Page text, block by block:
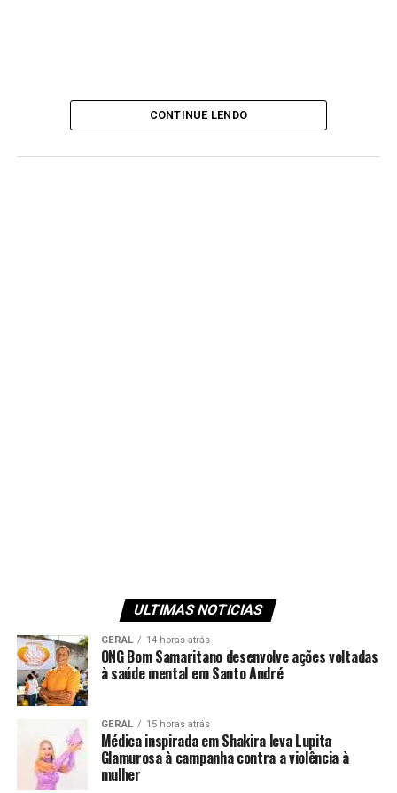
CONTINUE LENDO
ULTIMAS NOTICIAS
GERAL 14 horas atrás
ONG Bom Samaritano desenvolve ações voltadas
à saúde mental em Santo André
GERAL 15 horas atrás
Médica inspirada em Shakira leva Lupita
Glamurosa à campanha contra a violência à
mulher